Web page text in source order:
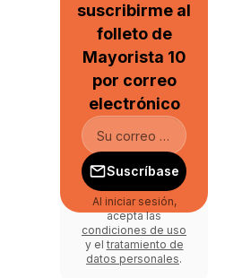
suscribirme al
folleto de
Mayorista 10
por correo
electrónico
Suscríbase
Al iniciar sesión,
acepta las
condiciones de uso
y el tratamiento de
datos personales.